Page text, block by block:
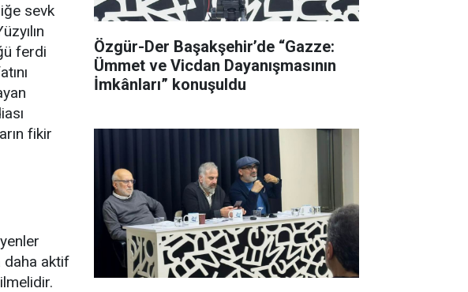
sevk
ferdi
fikir
daha aktif
Özgür-Der Başakşehir’de “Gazze:
Ümmet ve Vicdan Dayanışmasının
İmkânları” konuşuldu